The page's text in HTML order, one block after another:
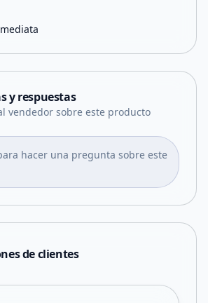
y respuestas
vendedor sobre este producto
hacer una pregunta sobre este
de clientes